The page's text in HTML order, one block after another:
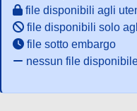
file disponibili agli
file disponibili solo
file sotto embargo
nessun file